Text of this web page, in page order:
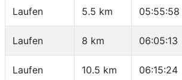
Laufen 5.5 km 05:55:58
Laufen 8 km 06:05:13
Laufen 10.5 km 06:15:24